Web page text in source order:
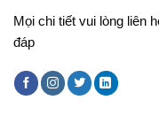
Mọi chi tiết vui lòng liên
đáp